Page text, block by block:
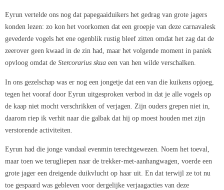
Eyrun vertelde ons nog dat papegaaiduikers het gedrag van grote jagers
konden lezen: zo kon het voorkomen dat een groepje van deze carnavalesk
gevederde vogels het ene ogenblik rustig bleef zitten omdat het zag dat de
zeerover geen kwaad in de zin had, maar het volgende moment in paniek
opvloog omdat de Stercorarius skua een van hen wilde verschalken.
In ons gezelschap was er nog een jongetje dat een van die kuikens opjoeg,
tegen het vooraf door Eyrun uitgesproken verbod in dat je alle vogels op
de kaap niet mocht verschrikken of verjagen. Zijn ouders grepen niet in,
daarom riep ik verhit naar die galbak dat hij op moest houden met zijn
verstorende activiteiten.
Eyrun had die jonge vandaal evenmin terechtgewezen. Noem het toeval,
maar toen we terugliepen naar de trekker-met-aanhangwagen, voerde een
grote jager een dreigende duikvlucht op haar uit. En dat terwijl ze tot nu
toe gespaard was gebleven voor dergelijke verjaagacties van deze